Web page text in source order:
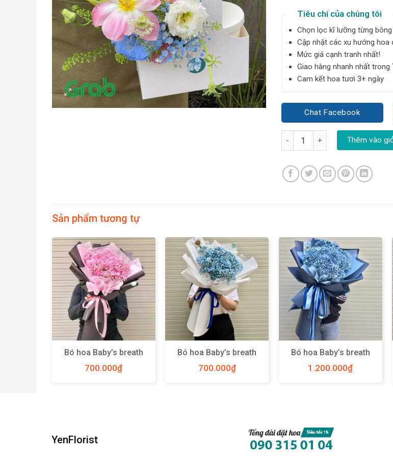
Tiêu chí của chúng tôi
Chọn lọc kĩ lưỡng từng
Cập nhật các xu hướng hoa
Mức giá cạnh tranh nhất!
Giao hàng nhanh nhất trong
Cam kết hoa tươi 3+ ngày
Chat Facebook
Combo tulip hồng mix Trà sữa
Thêm vào
Sản phẩm tương tự
Bó hoa Baby’s breath
hồng Hà Lan size M –
Y52
700.000₫
Bó hoa Baby’s breath
xanh blue Hà Lan size M
– Y54
700.000₫
Bó hoa Baby’s breath
xanh blue Hà Lan size
XL – Y49
1.200.000₫
YenFlorist